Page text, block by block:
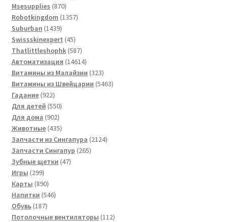
Msesupplies 870870
товаров
Robotkingdom 13571357
Suburban 14391439
товаров
Swissskinexpert 4545
товаров
Thatlittleshophk 587587
товаров
Автоматизация 1461414614
товаров
Витамины из Малайзии 323323
товара
Витамины из Швейцарии 54635463
Гадание 922922
товара
Для детей 550550
Для дома 902902
товара
Животные 435435
товаров
Запчасти из Сингапура 21242124
Запчасти Сингапур 265265
Зубные щетки 4747
Игры 299299
товаров
Карты 890890
товаров
Напитки 546546
Обувь 187187
товаров
Потолочные вентиляторы 112112